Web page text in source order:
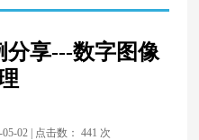
分享---数字图像
02 | 点击数： 441 次